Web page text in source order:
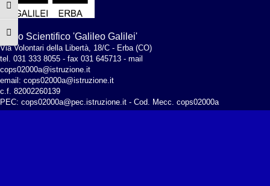
Attiva/disattiva alto contrasto
Attiva/disattiva dimensione testo
Liceo Scientifico 'Galileo Galilei'
Via Volontari della Libertà, 18/C - Erba (CO)
tel. 031 333 8055 - fax 031 645713 - mail
cops02000a@istruzione.it
email: cops02000a@istruzione.it
c.f. 82002260139
PEC: cops02000a@pec.istruzione.it - Cod. Mecc. cops02000a